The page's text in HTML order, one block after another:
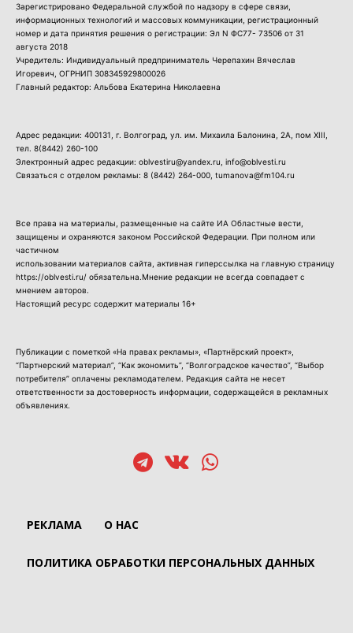
Зарегистрировано Федеральной службой по надзору в сфере связи,
информационных технологий и массовых коммуникации, регистрационный
номер и дата принятия решения о регистрации: Эл N ФС77- 73506 от 31
августа 2018
Учредитель: Индивидуальный предприниматель Черепахин Вячеслав
Игоревич, ОГРНИП 308345929800026
Главный редактор: Альбова Екатерина Николаевна
Адрес редакции: 400131, г. Волгоград, ул. им. Михаила Балонина, 2А, пом XIII,
тел. 8(8442) 260-100
Электронный адрес редакции: oblvestiru@yandex.ru, info@oblvesti.ru
Связаться с отделом рекламы: 8 (8442) 264-000 , tumanova@fm104.ru
Все права на материалы, размещенные на сайте ИА Областные вести,
защищены и охраняются законом Российской Федерации. При полном или
частичном
использовании материалов сайта, активная гиперссылка на главную страницу
https://oblvesti.ru/ обязательна.Мнение редакции не всегда совпадает с
мнением авторов.
Настоящий ресурс содержит материалы 16+
Публикации с пометкой «На правах рекламы», «Партнёрский проект»,
“Партнерский материал”, “Как экономить”, “Волгоградское качество”, “Выбор
потребителя” оплачены рекламодателем. Редакция сайта не несет
ответственности за достоверность информации, содержащейся в рекламных
объявлениях.
РЕКЛАМА О НАС
ПОЛИТИКА ОБРАБОТКИ ПЕРСОНАЛЬНЫХ ДАННЫХ